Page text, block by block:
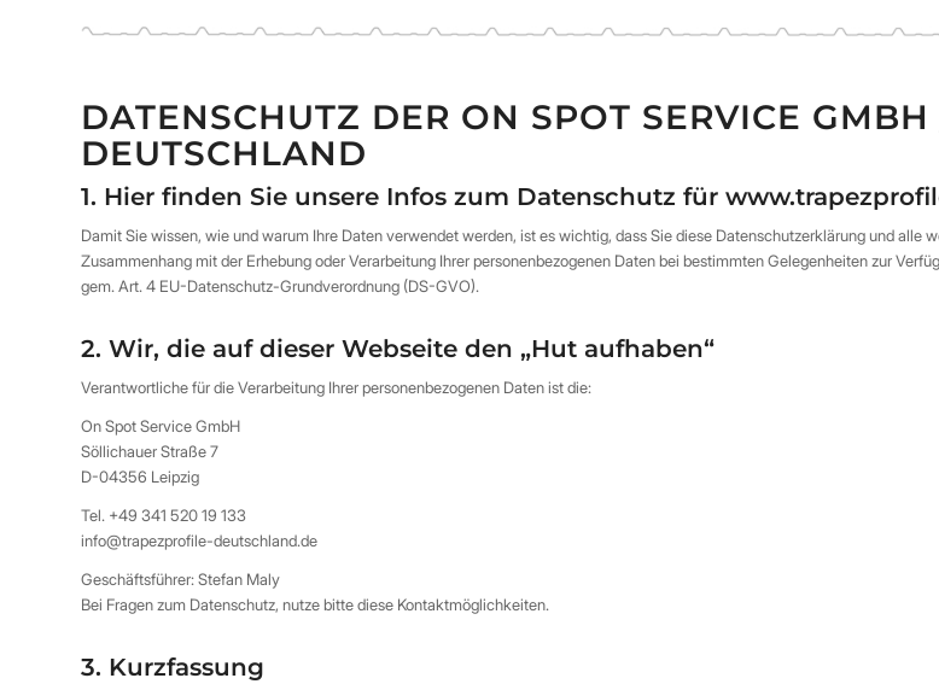
DATENSCHUTZ DER ON SPOT SERVICE
DEUTSCHLAND
1. Hier finden Sie unsere Infos zum Datenschutz für
Damit Sie wissen, wie und warum Ihre Daten verwendet werden, ist es wichtig, dass Sie diese Datenschutzerklärung und
Zusammenhang mit der Erhebung oder Verarbeitung Ihrer personenbezogenen Daten bei bestimmten Gelegenheiten zur
gem. Art. 4 EU-Datenschutz-Grundverordnung (DS-GVO).
2. Wir, die auf dieser Webseite den „Hut aufhaben“
Verantwortliche für die Verarbeitung Ihrer personenbezogenen Daten ist die:
On Spot Service GmbH
Söllichauer Straße 7
D-04356 Leipzig
Tel. +49 341 520 19 133
info@trapezprofile-deutschland.de
Geschäftsführer: Stefan Maly
Bei Fragen zum Datenschutz, nutze bitte diese Kontaktmöglichkeiten.
3. Kurzfassung